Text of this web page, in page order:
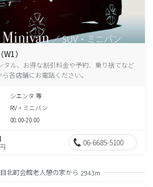
）
タル、お得な割引料金や予約、乗り捨てなど
各店舗にお電話ください。
シエンタ 等
RV・ミニバン
08:00-20:00
06-6685-5100
北町会館老人憩の家から 2943m